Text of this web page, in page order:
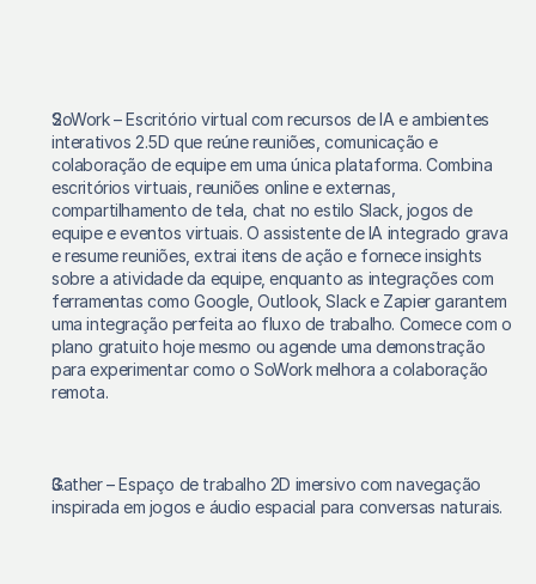
SoWork – Escritório virtual com recursos de IA e ambientes
interativos 2.5D que reúne reuniões, comunicação e
colaboração de equipe em uma única plataforma. Combina
escritórios virtuais, reuniões online e externas,
compartilhamento de tela, chat no estilo Slack, jogos de
equipe e eventos virtuais. O assistente de IA integrado grava
e resume reuniões, extrai itens de ação e fornece insights
sobre a atividade da equipe, enquanto as integrações com
ferramentas como Google, Outlook, Slack e Zapier garantem
uma integração perfeita ao fluxo de trabalho. Comece com o
plano gratuito hoje mesmo ou agende uma demonstração
para experimentar como o SoWork melhora a colaboração
remota.
Gather – Espaço de trabalho 2D imersivo com navegação
inspirada em jogos e áudio espacial para conversas naturais.